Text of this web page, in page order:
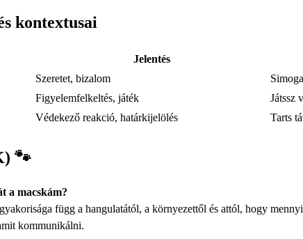
kontextusai
Jelentés
Szeretet, bizalom
Figyelemfelkeltés, játék
Játssz
Védekező reakció, határkijelölés Tarts
🐾
a macskám?
függ a hangulatától, a környezettől és attól, hogy
kommunikálni.